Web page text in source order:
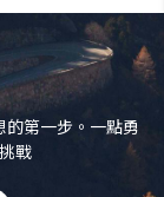
第一步。一點勇
戰